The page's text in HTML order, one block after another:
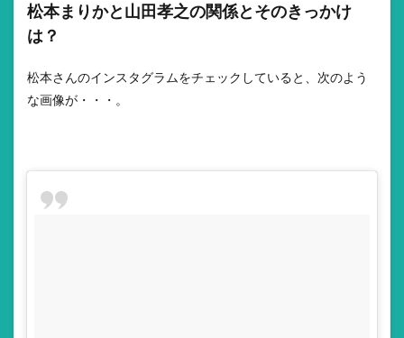
松本まりかと山田孝之の関係とそのきっかけ
は？
松本さんのインスタグラムをチェックしていると、次のよう
な画像が・・・。